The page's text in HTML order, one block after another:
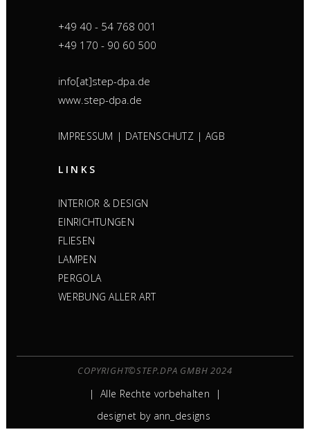
+49 40 - 54 768 001
+49 170 - 90 60 500
info[at]step-dpa.de
www.step-dpa.de
IMPRESSUM | DATENSCHUTZ |AGB
LINKS
INTERIOR & DESIGN
EINRICHTUNGEN
FLIESEN
LAMPEN
PERGOLA
WERBUNG ALLER ART
COPYRIGHT©STEP.DPA GMBH 2024
| Alle Rechte vorbehalten |
designet by ann_designs